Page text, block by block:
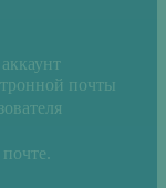
почты